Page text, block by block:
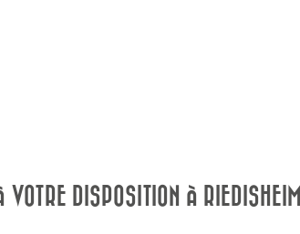
VOTRE DISPOSITION À RIEDISHEIM